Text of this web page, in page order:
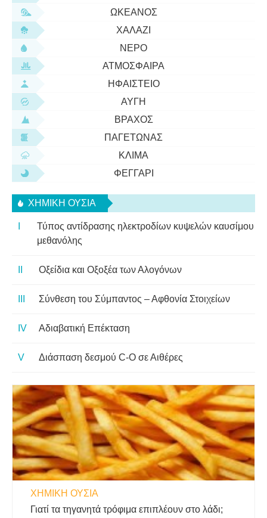
ΩΚΕΑΝΌΣ
ΧΑΛΆΖΙ
ΝΕΡΌ
ΑΤΜΌΣΦΑΙΡΑ
ΗΦΑΊΣΤΕΙΟ
ΑΥΓΉ
ΒΡΆΧΟΣ
ΠΑΓΕΤΏΝΑΣ
ΚΛΊΜΑ
ΦΕΓΓΆΡΙ
ΧΗΜΙΚΉ ΟΥΣΊΑ
Τύπος αντίδρασης ηλεκτροδίων κυψελών καυσίμου
μεθανόλης
Οξείδια και Οξοξέα των Αλογόνων
Σύνθεση του Σύμπαντος – Αφθονία Στοιχείων
Αδιαβατική Επέκταση
Διάσπαση δεσμού C-O σε Αιθέρες
ΧΗΜΙΚΉ ΟΥΣΊΑ
Γιατί τα τηγανητά τρόφιμα επιπλέουν στο λάδι;